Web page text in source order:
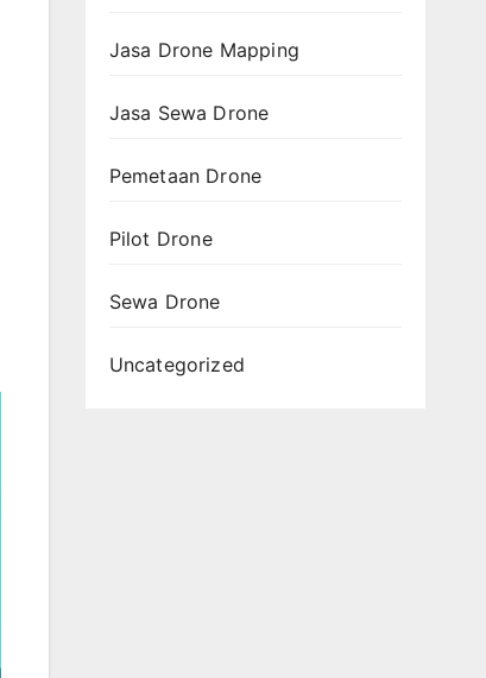
Jasa Drone Mapping
Jasa Sewa Drone
Pemetaan Drone
Pilot Drone
Sewa Drone
Uncategorized